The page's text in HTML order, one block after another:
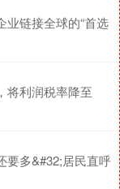
业链接全球的“首选
将利润税率降至
要多&#32;居民直呼